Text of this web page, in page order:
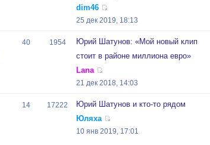
dim46
25 дек 2019, 18:13
40 1954
Юрий Шатунов: «Мой новый клип
стоит в районе миллиона евро»
Lana
21 дек 2018, 14:03
14 17222
Юрий Шатунов и кто-то рядом
Юляха
10 янв 2019, 17:01